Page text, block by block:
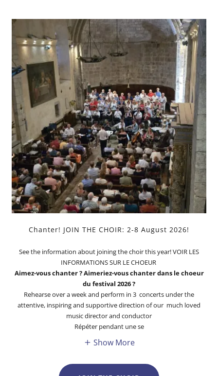
Chanter! JOIN THE CHOIR: 2-8 August 2026!
See the information about joining the choir this year! VOIR LES
INFORMATIONS SUR LE CHOEUR
Aimez-vous chanter ? Aimeriez-vous chanter dans le choeur
du festival 2026 ?
Rehearse over a week and perform in 3 concerts under the
attentive, inspiring and supportive direction of our much loved
music director and conductor
Répéter pendant une se
Show More